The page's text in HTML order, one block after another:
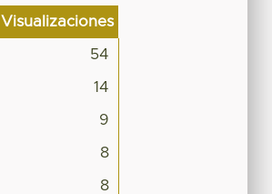
Visualizaciones
54
14
9
8
8